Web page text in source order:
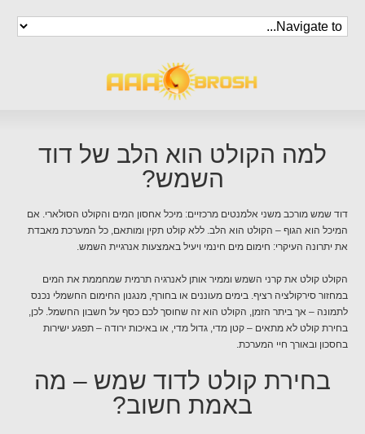
למה הקולט הוא הלב של דוד
השמש?
דוד שמש מורכב משני אלמנטים מרכזיים: מיכל אחסון המים והקולט הסולארי. אם
המיכל הוא הגוף – הקולט הוא הלב. ללא קולט תקין ומותאם, כל המערכת מאבדת
את יתרונה העיקרי: חימום מים חינמי ויעיל באמצעות אנרגיית השמש.
הקולט קולט את קרני השמש וממיר אותן לאנרגיה תרמית שמחממת את המים
במחזור סירקולציה רציף. בימים מעוננים או בחורף, מנגנון החימום החשמלי נכנס
לתמונה – אך ביתר הזמן, הקולט הוא זה שחוסך לכם כסף על חשבון החשמל. לכן,
בחירת קולט לא מתאים – קטן מדי, גדול מדי, או באיכות ירודה – תפגע ישירות
בחסכון ובאורך חיי המערכת.
בחירת קולט לדוד שמש – מה
באמת חשוב?